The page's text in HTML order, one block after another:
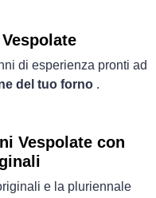
di esperienza pronti ad
del tuo forno .
Vespolate con
e la pluriennale